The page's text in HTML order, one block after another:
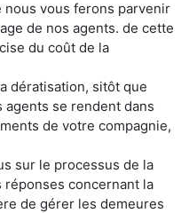
nous vous ferons parvenir
de nos agents. de cette
du coût de la
dératisation, sitôt que
se rendent dans
de votre compagnie,
sur le processus de la
réponses concernant la
de gérer les demeures